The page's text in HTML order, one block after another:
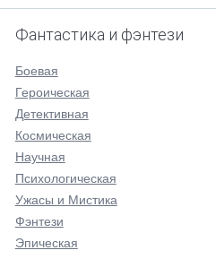
Фантастика и фэнтези
Боевая
Героическая
Детективная
Космическая
Научная
Психологическая
Ужасы и Мистика
Фэнтези
Эпическая